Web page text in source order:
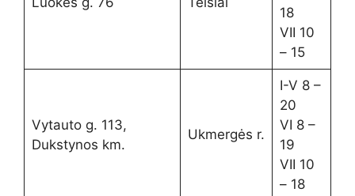
18
VII 10
– 15
Vytauto g. 113,
Dukstynos km.
Ukmergės r.
I-V 8 –
20
VI 8 –
19
VII 10
– 18